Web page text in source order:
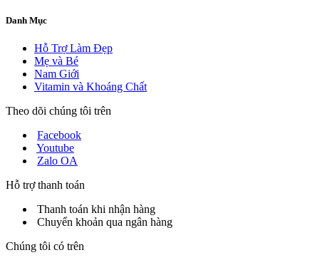
Danh Mục
Hỗ Trợ Làm Đẹp
Mẹ và Bé
Nam Giới
Vitamin và Khoáng Chất
Theo dõi chúng tôi trên
Facebook
Youtube
Zalo OA
Hỗ trợ thanh toán
Thanh toán khi nhận hàng
Chuyển khoản qua ngân hàng
Chúng tôi có trên